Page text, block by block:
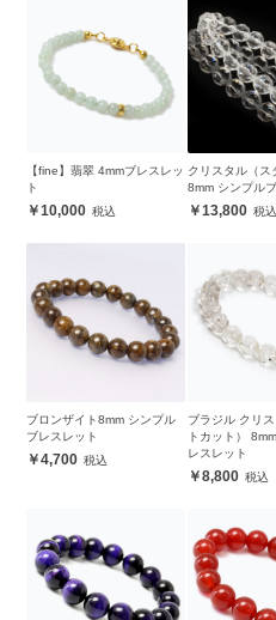
【fine】翡翠 4mmブレスレッ
ト
10,000
クリスタル（ス
8mm シンプル
13,800
ブロンザイト8mm シンプル
ブレスレット
4,700
ブラジル クリ
トカット）
レスレット
8,800